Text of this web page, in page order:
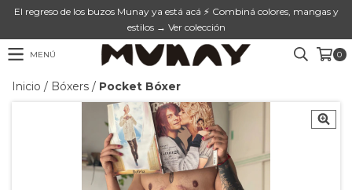
El regreso de los buzos Munay ya está acá ⚡ Combiná colores, mangas y
estilos → Ver colección
MENÚ 0
Inicio / Bóxers / Pocket Bóxer